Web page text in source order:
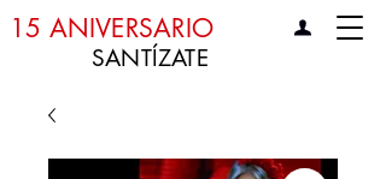
15 ANIVERSARIO
SANTÍZATE